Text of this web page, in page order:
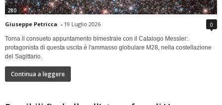
280
Giuseppe Petricca - 19 Luglio 2026 0
Torna il consueto appuntamento bimestrale con il Catalogo Messier:
protagonista di questa uscita è l'ammasso globulare M28, nella costellazione
del Sagittario.
Continua a leggere